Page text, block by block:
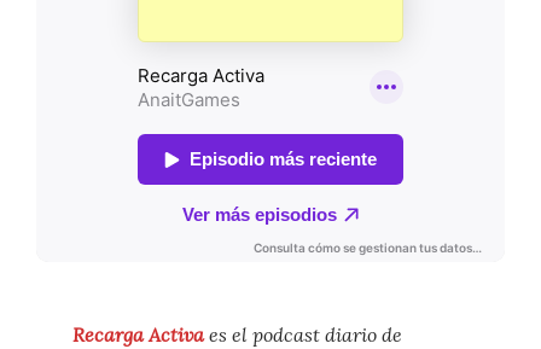
Recarga Activaes el podcast diario de